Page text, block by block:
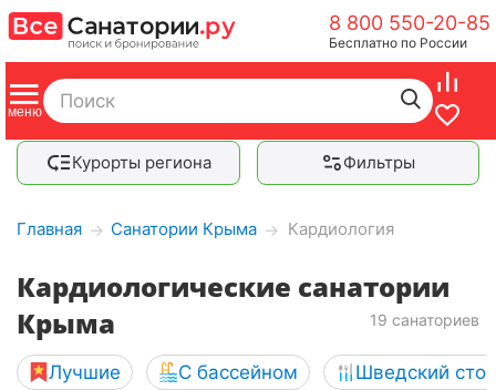
8 800 550-20-85
Бесплатно по России
Курорты региона Фильтры
Главная → Санатории Крыма → Кардиология
Кардиологические санатории
Крыма
19 санаториев
Лучшие С бассейном Шведский стол